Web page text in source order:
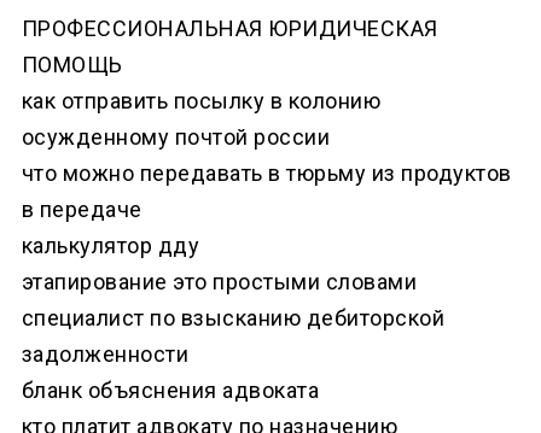
ПРОФЕССИОНАЛЬНАЯ ЮРИДИЧЕСКАЯ
ПОМОЩЬ
как отправить посылку в колонию
осужденному почтой россии
что можно передавать в тюрьму из продуктов
в передаче
калькулятор дду
этапирование это простыми словами
специалист по взысканию дебиторской
задолженности
бланк объяснения адвоката
кто платит адвокату по назначению